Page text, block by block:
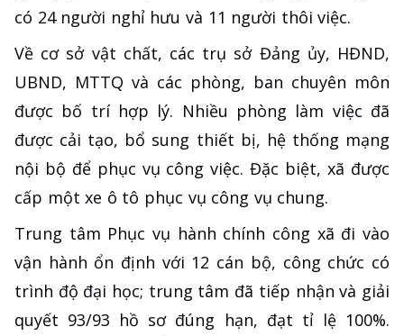
có 24 người nghỉ hưu và 11 người thôi việc.
Về cơ sở vật chất, các trụ sở Đảng ủy, HĐND,
UBND, MTTQ và các phòng, ban chuyên môn
được bố trí hợp lý. Nhiều phòng làm việc đã
được cải tạo, bổ sung thiết bị, hệ thống mạng
nội bộ để phục vụ công việc. Đặc biệt, xã được
cấp một xe ô tô phục vụ công vụ chung.
Trung tâm Phục vụ hành chính công xã đi vào
vận hành ổn định với 12 cán bộ, công chức có
trình độ đại học; trung tâm đã tiếp nhận và giải
quyết 93/93 hồ sơ đúng hạn, đạt tỉ lệ 100%.